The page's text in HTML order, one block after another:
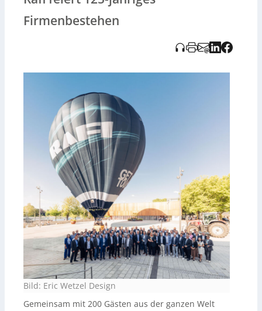
und sich in Workshops mit aktuellen Themen wie KI, De-
Globalisierung und Innovationsmanagement befasste.
CEO Dr. Lothar Seibold betonte die Bedeutung der
Firmenbestehen
Bild: Eric Wetzel Design
Gemeinsam mit 200 Gästen aus der ganzen Welt